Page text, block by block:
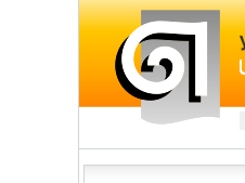
Skip
to
content